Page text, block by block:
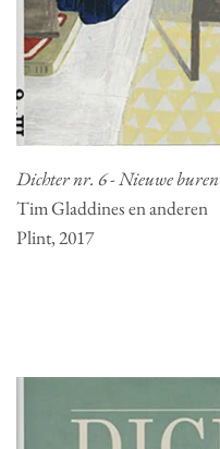
Dichter nr. 6 - Nieuwe buren
Tim Gladdines en anderen
Plint, 2017